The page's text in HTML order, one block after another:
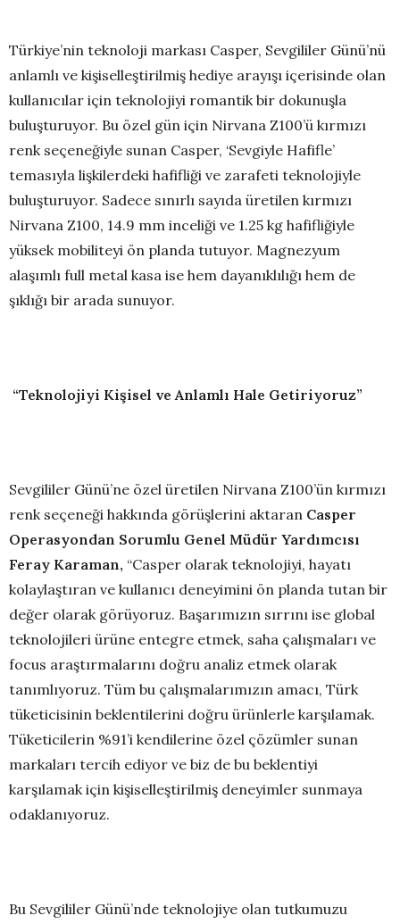
Türkiye’nin teknoloji markası Casper, Sevgililer Günü’nü
anlamlı ve kişiselleştirilmiş hediye arayışı içerisinde olan
kullanıcılar için teknolojiyi romantik bir dokunuşla
buluşturuyor. Bu özel gün için Nirvana Z100’ü kırmızı
renk seçeneğiyle sunan Casper, ‘Sevgiyle Hafifle’
temasıyla lişkilerdeki hafifliği ve zarafeti teknolojiyle
buluşturuyor. Sadece sınırlı sayıda üretilen kırmızı
Nirvana Z100, 14.9 mm inceliği ve 1.25 kg hafifliğiyle
yüksek mobiliteyi ön planda tutuyor. Magnezyum
alaşımlı full metal kasa ise hem dayanıklılığı hem de
şıklığı bir arada sunuyor.
“Teknolojiyi Kişisel ve Anlamlı Hale Getiriyoruz”
Sevgililer Günü’ne özel üretilen Nirvana Z100’ün kırmızı
renk seçeneği hakkında görüşlerini aktaran Casper
Operasyondan Sorumlu Genel Müdür Yardımcısı
Feray Karaman, “Casper olarak teknolojiyi, hayatı
kolaylaştıran ve kullanıcı deneyimini ön planda tutan bir
değer olarak görüyoruz. Başarımızın sırrını ise global
teknolojileri ürüne entegre etmek, saha çalışmaları ve
focus araştırmalarını doğru analiz etmek olarak
tanımlıyoruz. Tüm bu çalışmalarımızın amacı, Türk
tüketicisinin beklentilerini doğru ürünlerle karşılamak.
Tüketicilerin %91’i kendilerine özel çözümler sunan
markaları tercih ediyor ve biz de bu beklentiyi
karşılamak için kişiselleştirilmiş deneyimler sunmaya
odaklanıyoruz.
Bu Sevgililer Günü’nde teknolojiye olan tutkumuzu